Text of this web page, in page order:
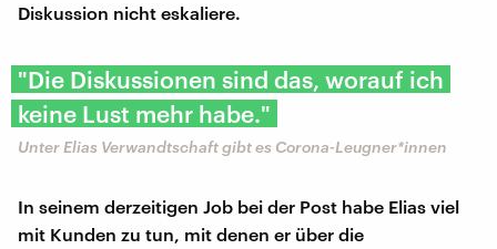
Diskussion nicht eskaliere.
"Die Diskussionen sind das, worauf ich
keine Lust mehr habe."
Unter Elias Verwandtschaft gibt es Corona-Leugner*innen
In seinem derzeitigen Job bei der Post habe Elias viel
mit Kunden zu tun, mit denen er über die